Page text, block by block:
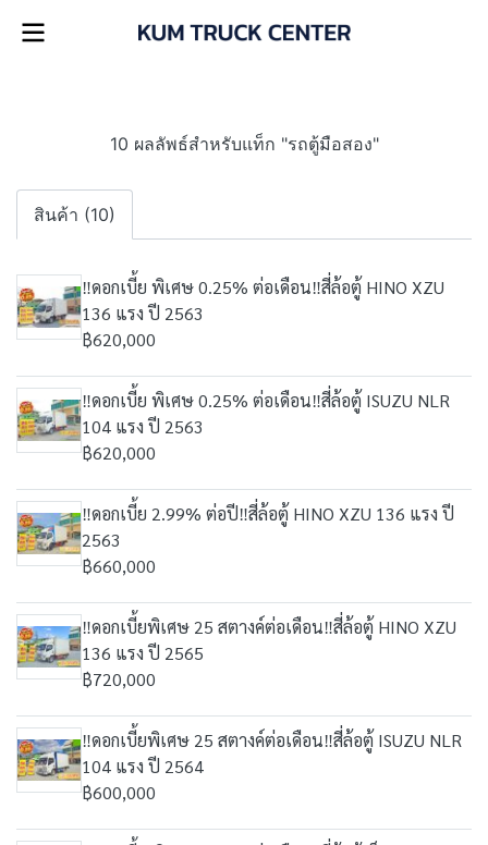
10 ผลลัพธ์สำหรับแท็ก "รถตู้มือสอง"
สินค้า (10)
‼️ดอกเบี้ย พิเศษ 0.25% ต่อเดือน‼️สี่ล้อตู้ HINO XZU
136 แรง ปี 2563
฿620,000
‼️ดอกเบี้ย พิเศษ 0.25% ต่อเดือน‼️สี่ล้อตู้ ISUZU NLR
104 แรง ปี 2563
฿620,000
‼️ดอกเบี้ย 2.99% ต่อปี‼️สี่ล้อตู้ HINO XZU 136 แรง ปี
2563
฿660,000
‼️ดอกเบี้ยพิเศษ 25 สตางค์ต่อเดือน‼️สี่ล้อตู้ HINO XZU
136 แรง ปี 2565
฿720,000
‼️ดอกเบี้ยพิเศษ 25 สตางค์ต่อเดือน‼️สี่ล้อตู้ ISUZU NLR
104 แรง ปี 2564
฿600,000